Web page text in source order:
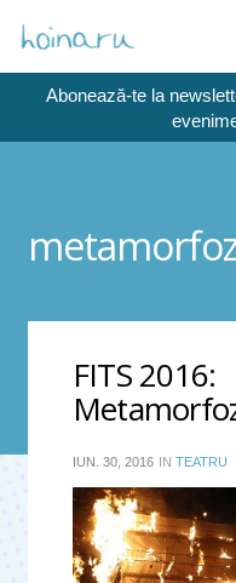
Abonează-te la
FITS 2016:
IUN. 30, 2016 IN TEATRU